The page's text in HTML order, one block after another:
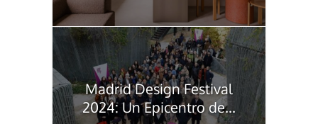
Madrid Design Festival
2024: Un Epicentro de...